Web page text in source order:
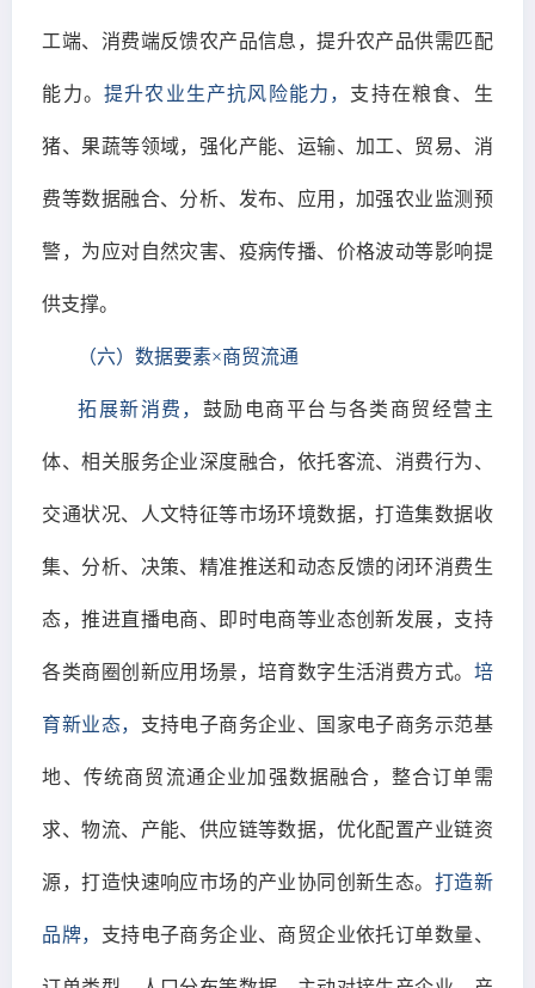
工端、消费端反馈农产品信息，提升农产品供需匹配
能力。提升农业生产抗风险能力， 支持在粮食、生
猪、果蔬等领域，强化产能、运输、加工、贸易、消
费等数据融合、分析、发布、应用，加强农业监测预
警，为应对自然灾害、疫病传播、价格波动等影响提
供支撑。
（六）数据要素×商贸流通
拓展新消费， 鼓励电商平台与各类商贸经营主
体、相关服务企业深度融合，依托客流、消费行为、
交通状况、人文特征等市场环境数据，打造集数据收
集、分析、决策、精准推送和动态反馈的闭环消费生
态，推进直播电商、即时电商等业态创新发展，支持
各类商圈创新应用场景，培育数字生活消费方式。 培
育新业态， 支持电子商务企业、国家电子商务示范基
地、传统商贸流通企业加强数据融合，整合订单需
求、物流、产能、供应链等数据，优化配置产业链资
源，打造快速响应市场的产业协同创新生态。 打造新
品牌， 支持电子商务企业、商贸企业依托订单数量、